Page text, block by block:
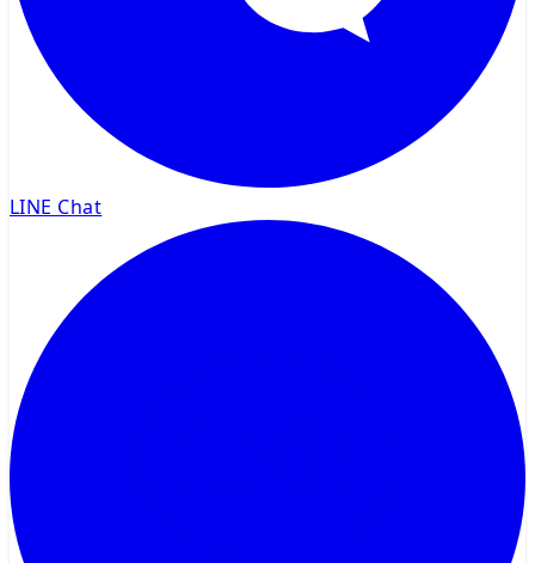
LINE Chat